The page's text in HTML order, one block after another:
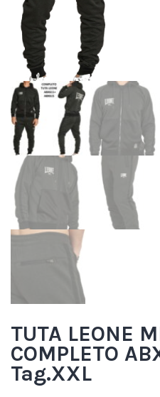
TUTA LEONE
COMPLETO
Tag.XXL